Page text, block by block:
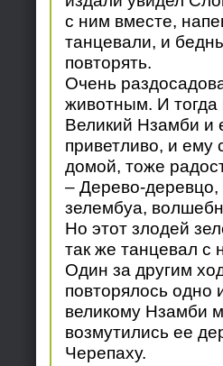
с ним вместе,
танцевали, и
повторять.
Очень
животным. И тогда
Великий Нзамби и
приветливо, и ему
домой, тоже
– Дерево-
зелембуа,
Но этот злодей
так же танцевал с
Один за другим
повторялось одно
великому Нзамби
возмутились ее
Черепаху.